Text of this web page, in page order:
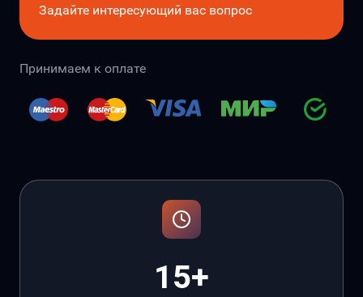
Задайте интересующий вас вопрос
Принимаем к оплате
15+